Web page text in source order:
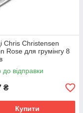
Chris Christensen
Rose для грумінгу 8
до відправки
₴
Купити